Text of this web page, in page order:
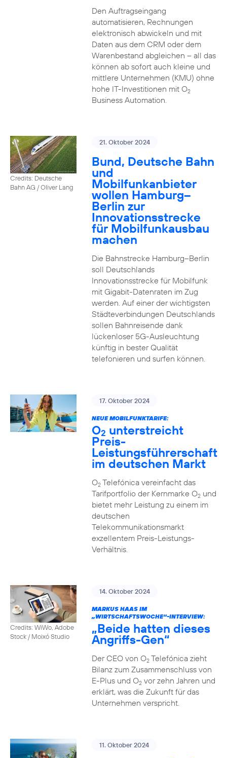
Den Auftragseingang
automatisieren, Rechnungen
elektronisch abwickeln und mit
Daten aus dem CRM oder dem
Warenbestand abgleichen – all das
können ab sofort auch kleine und
mittlere Unternehmen (KMU) ohne
hohe IT-Investitionen mit O2
Business Automation.
Credits: Deutsche
Bahn AG / Oliver Lang
21. Oktober 2024
Bund, Deutsche Bahn
und
Mobilfunkanbieter
wollen Hamburg–
Berlin zur
Innovationsstrecke
für Mobilfunkausbau
machen
Die Bahnstrecke Hamburg–Berlin
soll Deutschlands
Innovationsstrecke für Mobilfunk
mit Gigabit-Datenraten im Zug
werden. Auf einer der wichtigsten
Städteverbindungen Deutschlands
sollen Bahnreisende dank
lückenloser 5G-Ausleuchtung
künftig in bester Qualität
telefonieren und surfen können.
17. Oktober 2024
NEUE MOBILFUNKTARIFE:
O2 unterstreicht
Preis-
Leistungsführerschaft
im deutschen Markt
O2Telefónica vereinfacht das
Tarifportfolio der Kernmarke O2und
bietet mehr Leistung zu einem im
deutschen
Telekommunikationsmarkt
exzellentem Preis-Leistungs-
Verhältnis.
Credits: WiWo, Adobe
Stock / Moixó Studio
14. Oktober 2024
MARKUS HAAS IM
„WIRTSCHAFTSWOCHE“-INTERVIEW:
„Beide hatten dieses
Angriffs-Gen“
Der CEO von O2Telefónica zieht
Bilanz zum Zusammenschluss von
E-Plus und O2vor zehn Jahren und
erklärt, was die Zukunft für das
Unternehmen verspricht.
11. Oktober 2024